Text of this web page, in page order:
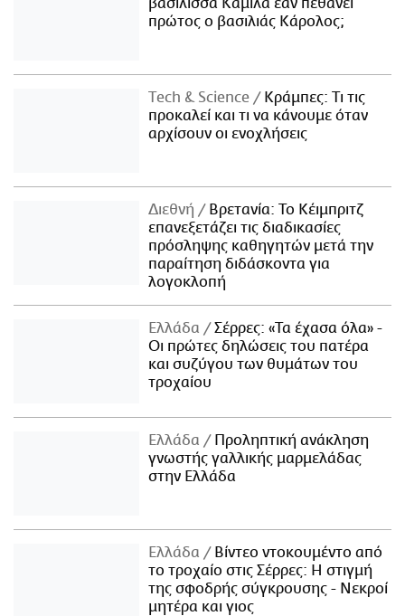
βασίλισσα Καμίλα εάν πεθάνει
πρώτος ο βασιλιάς Κάρολος;
Τech & Science
Κράμπες: Τι τις
προκαλεί και τι να κάνουμε όταν
αρχίσουν οι ενοχλήσεις
Διεθνή
Βρετανία: Το Κέιμπριτζ
επανεξετάζει τις διαδικασίες
πρόσληψης καθηγητών μετά την
παραίτηση διδάσκοντα για
λογοκλοπή
Ελλάδα
Σέρρες: «Τα έχασα όλα» -
Οι πρώτες δηλώσεις του πατέρα
και συζύγου των θυμάτων του
τροχαίου
Ελλάδα
Προληπτική ανάκληση
γνωστής γαλλικής μαρμελάδας
στην Ελλάδα
Ελλάδα
Βίντεο ντοκουμέντο από
το τροχαίο στις Σέρρες: Η στιγμή
της σφοδρής σύγκρουσης - Νεκροί
μητέρα και γιος